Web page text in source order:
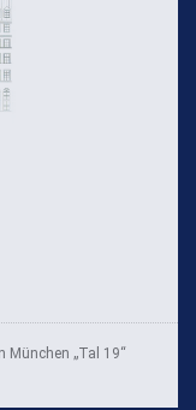
München „Tal 19“